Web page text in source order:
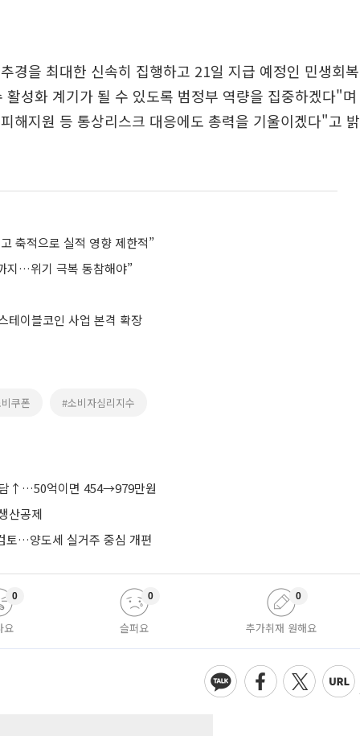
경을 최대한 신속히 집행하고 21일 지급 예정인 민생회복
활성화 계기가 될 수 있도록 범정부 역량을 집중하겠다"며
해지원 등 통상리스크 대응에도 총력을 기울이겠다"고 밝
축적으로 실적 영향 제한적”
지…위기 극복 동참해야”
테이블코인 사업 본격 확장
쿠폰 #소비자심리지수
담↑…50억이면 454→979만원
산공제
토…양도세 실거주 중심 개편
요
0
슬퍼요
0
추가취재 원해요
0